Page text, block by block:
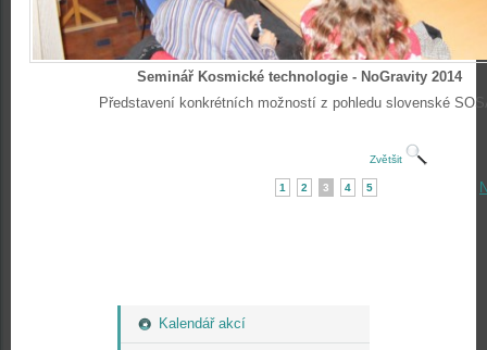
Kalendář akcí
Seminář Kosmické technologie - NoGravity 2014
Představení konkrétních možností z pohledu slovenské
Zvětšit
1 2 3 4 5